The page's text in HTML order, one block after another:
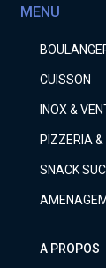
MENU
CUISSON
INOX &
PIZZERIA
SNACK
A PROPOS